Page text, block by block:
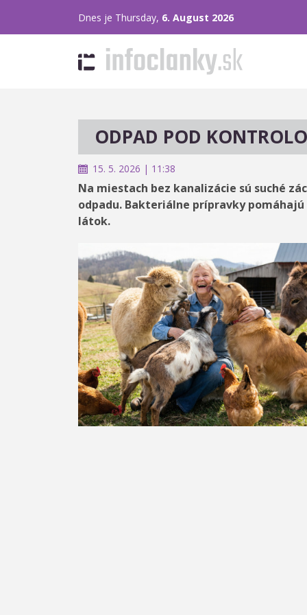
Dnes je Thursday, 6. August 2026
ODPAD POD
15. 5. 2026 | 11:38
Na miestach bez kanalizácie sú suché
odpadu. Bakteriálne prípravky
látok.